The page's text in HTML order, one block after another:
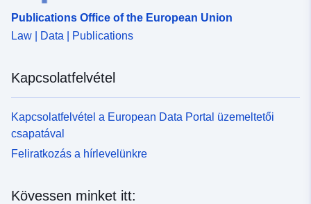
Publications Office of the European Union
Law | Data | Publications
Kapcsolatfelvétel
Kapcsolatfelvétel a European Data Portal üzemeltetői
csapatával
Feliratkozás a hírlevelünkre
Kövessen minket itt: